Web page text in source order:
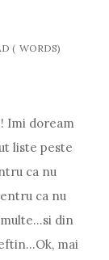
( WORDS)
! Imi doream
liste peste
ca nu
ca nu
din
mai